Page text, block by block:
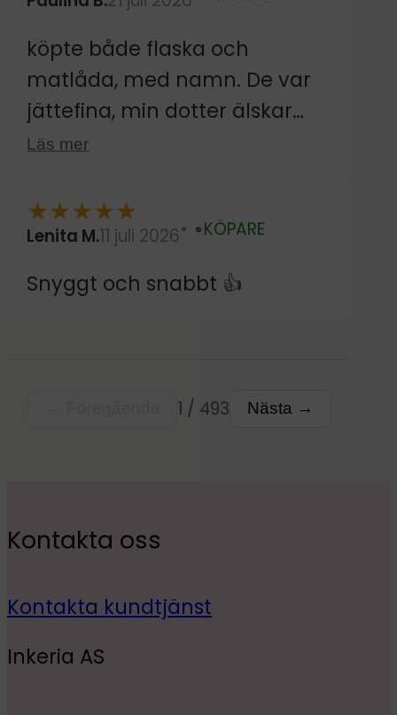
köpte både flaska och
matlåda, med namn. De var
jättefina, min dotter älskar
dom.
Läs mer
★★★★★
Lenita M.11 juli 2026 Verifierad
KÖPARE
Snyggt och snabbt 👍
1 / 493 Nästa →
Kontakta oss
Kontakta kundtjänst
Inkeria AS